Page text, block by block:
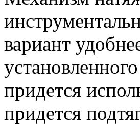
вариант
придется
придется